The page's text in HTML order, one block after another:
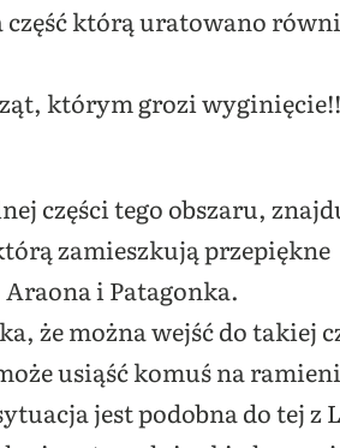
którą uratowano
którym grozi
części tego obszaru,
zamieszkują przepiękne
i Patagonka.
że można wejść do takiej
usiąść komuś na
jest podobna do tej z